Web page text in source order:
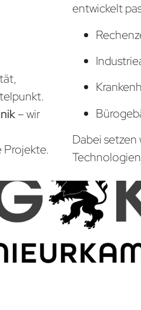
– wir
Projekte.
entwickelt
Dabei